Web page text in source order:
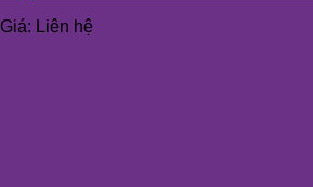
Giá: Liên hệ